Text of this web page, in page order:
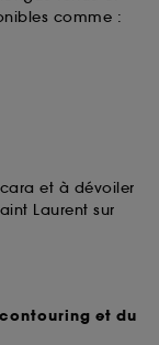
comme :
et à dévoiler
Laurent sur
et du